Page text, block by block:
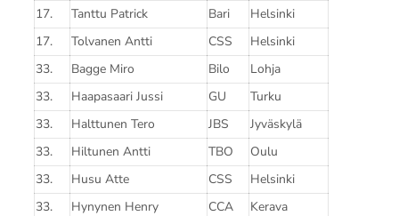
17.
Tanttu Patrick Bari
Helsinki
17.
Tolvanen Antti CSS
Helsinki
33.
Bagge Miro Bilo
Lohja
33.
Haapasaari Jussi GU
Turku
33.
Halttunen Tero JBS
Jyväskylä
33.
Hiltunen Antti TBO
Oulu
33.
Husu Atte CSS
Helsinki
33.
Hynynen Henry CCA
Kerava